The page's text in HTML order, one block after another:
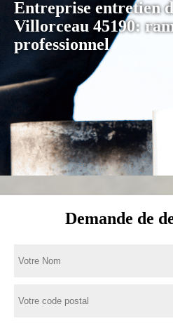
Entreprise entretien
Villorceau 45190:
professionnel
Demande de